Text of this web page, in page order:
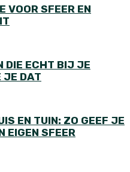
VOOR SFEER EN
DIE ECHT BIJ JE
JE DAT
EN TUIN: ZO GEEF JE
EIGEN SFEER